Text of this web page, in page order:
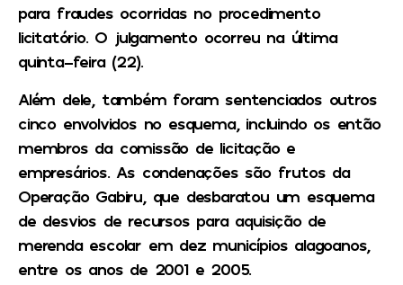
para fraudes ocorridas no procedimento
licitatório. O julgamento ocorreu na última
quinta-feira (22).
Além dele, também foram sentenciados outros
cinco envolvidos no esquema, incluindo os então
membros da comissão de licitação e
empresários. As condenações são frutos da
Operação Gabiru, que desbaratou um esquema
de desvios de recursos para aquisição de
merenda escolar em dez municípios alagoanos,
entre os anos de 2001 e 2005.